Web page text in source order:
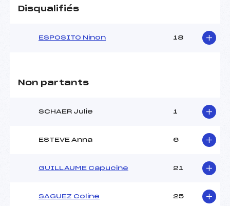
Disqualifiés
ESPOSITO Ninon 18
Non partants
SCHAER Julie 1
ESTEVE Anna 6
GUILLAUME Capucine 21
SAGUEZ Coline 25